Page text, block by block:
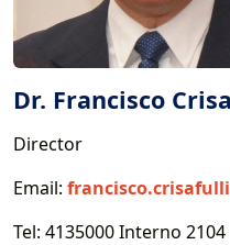
Dr. Francisco
Director
Email:
Tel: 4135000 Interno 2104